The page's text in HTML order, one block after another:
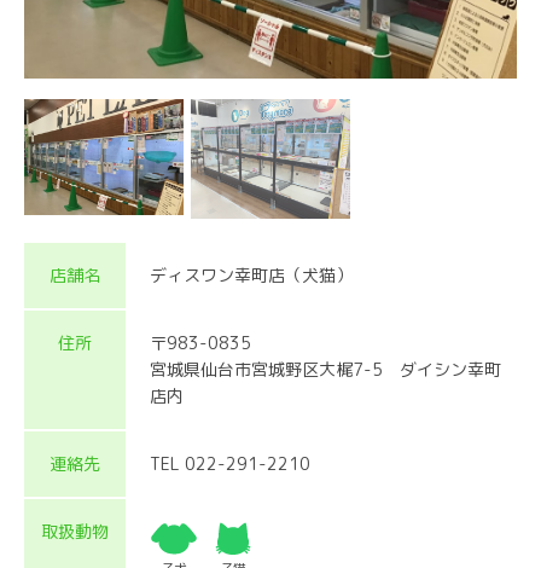
店舗名 ディスワン幸町店（犬猫）
住所
〒983-0835
宮城県仙台市宮城野区大梶7-5 ダイシン幸町
店内
連絡先 TEL 022-291-2210
取扱動物